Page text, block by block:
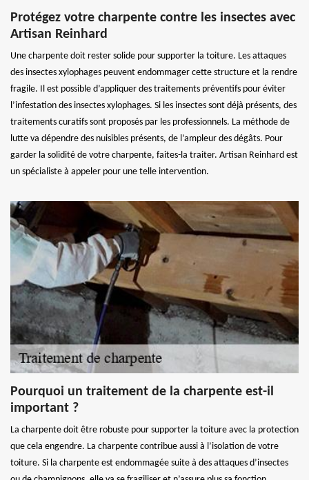
Protégez votre charpente contre les insectes avec
Artisan Reinhard
Une charpente doit rester solide pour supporter la toiture. Les attaques
des insectes xylophages peuvent endommager cette structure et la rendre
fragile. Il est possible d’appliquer des traitements préventifs pour éviter
l’infestation des insectes xylophages. Si les insectes sont déjà présents, des
traitements curatifs sont proposés par les professionnels. La méthode de
lutte va dépendre des nuisibles présents, de l’ampleur des dégâts. Pour
garder la solidité de votre charpente, faites-la traiter. Artisan Reinhard est
un spécialiste à appeler pour une telle intervention.
Pourquoi un traitement de la charpente est-il
important ?
La charpente doit être robuste pour supporter la toiture avec la protection
que cela engendre. La charpente contribue aussi à l’isolation de votre
toiture. Si la charpente est endommagée suite à des attaques d’insectes